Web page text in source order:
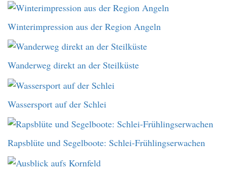
Winterimpression aus der Region Angeln
Wanderweg direkt an der Steilküste
Wassersport auf der Schlei
Rapsblüte und Segelboote: Schlei-Frühlingserwachen